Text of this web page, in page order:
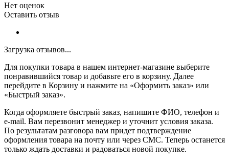
Нет оценок
Оставить отзыв
Загрузка отзывов...
Для покупки товара в нашем интернет-магазине выберите
понравившийся товар и добавьте его в корзину. Далее
перейдите в Корзину и нажмите на «Оформить заказ» или
«Быстрый заказ».
Когда оформляете быстрый заказ, напишите ФИО, телефон и
e-mail. Вам перезвонит менеджер и уточнит условия заказа.
По результатам разговора вам придет подтверждение
оформления товара на почту или через СМС. Теперь останется
только ждать доставки и радоваться новой покупке.